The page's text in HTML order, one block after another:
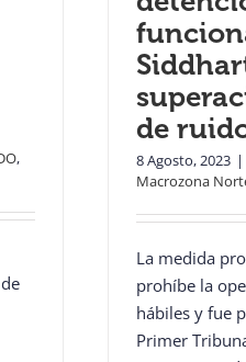
de
8 Agosto, 2023 |
Macrozona
La medida
prohíbe la
hábiles y fue
Primer
,